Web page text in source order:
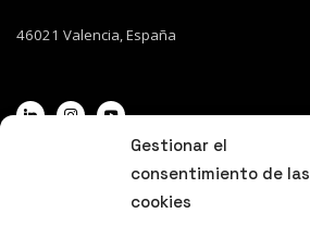
Gestionar el
consentimiento de las
cookies
46021 Valencia, España